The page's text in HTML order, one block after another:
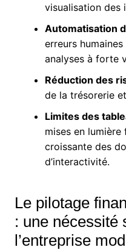
visualisation des
Automatisation
erreurs
analyses à forte
Réduction des
de la trésorerie
Limites des
mises en
croissante des
d’interactivité.
Le pilotage
: une nécessité
l’entreprise